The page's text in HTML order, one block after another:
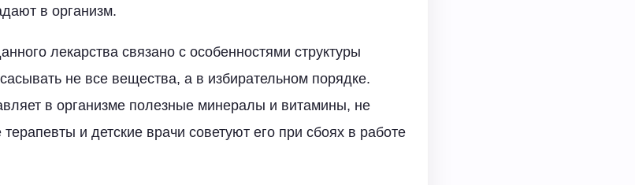
в организм.
лекарства связано с особенностями структуры
не все вещества, а в избирательном порядке.
в организме полезные минералы и витамины, не
и детские врачи советуют его при сбоях в работе